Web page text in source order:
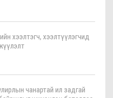
хээлтэгч, хээлтүүлэгчид
чанартай ил задгай